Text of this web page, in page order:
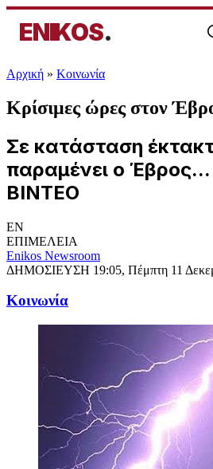
ENIKOS.
Αρχική » Κοινωνία
Κρίσιμες ώρες στον
Σε κατάσταση
παραμένει ο
ΒΙΝΤΕΟ
EN
ΕΠΙΜΕΛΕΙΑ
Enikos Newsroom
ΔΗΜΟΣΙΕΥΣΗ 19:05, Πέμπτη 11
Κοινωνία